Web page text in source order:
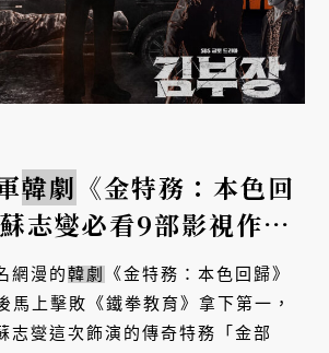
韓劇 《金特務：本色回
志燮必看9部影視作品
網漫的韓劇
《金特務：本色回歸》
上擊敗《鐵拳教育》拿下第一，
志燮這次飾演的傳奇特務「金部